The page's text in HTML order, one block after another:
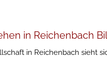
in Reichenbach
in Reichenbach sieht